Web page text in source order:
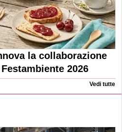
la collaborazione
2026
Vedi tutte